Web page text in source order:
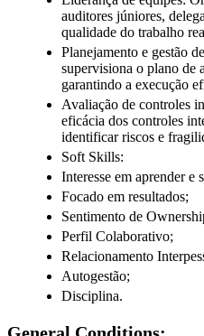
auditores júniores,
qualidade do trabalho
Planejamento e gestão
supervisiona o plano de
garantindo a execução
Avaliação de controles
eficácia dos controles
identificar riscos e
Soft Skills:
Interesse em aprender e
Focado em resultados;
Sentimento de
Perfil Colaborativo;
Relacionamento
Autogestão;
Disciplina.